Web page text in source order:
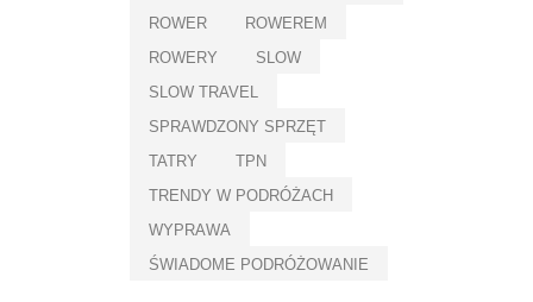
ROWER
ROWEREM
ROWERY
SLOW
SLOW TRAVEL
SPRAWDZONY SPRZĘT
TATRY
TPN
TRENDY W PODRÓŻACH
WYPRAWA
ŚWIADOME PODRÓŻOWANIE